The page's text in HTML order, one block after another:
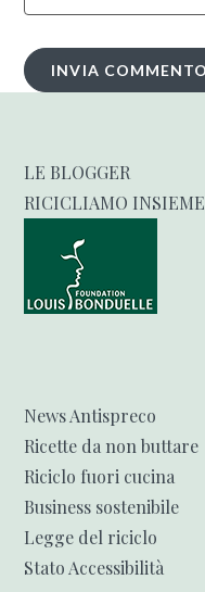
LE BLOGGER
RICICLIAMO INSIEME
News Antispreco
Ricette da non buttare
Riciclo fuori cucina
Business sostenibile
Legge del riciclo
Stato Accessibilità